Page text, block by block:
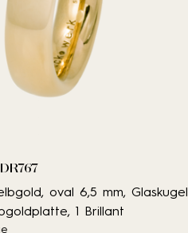
oval 6,5 mm, Glaskugel
1 Brillant